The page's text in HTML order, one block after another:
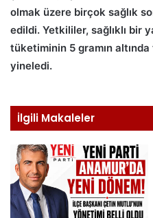
olmak üzere birçok sağlık
edildi. Yetkililer, sağlıklı bir
tüketiminin 5 gramın
yineledi.
İlgili Makaleler